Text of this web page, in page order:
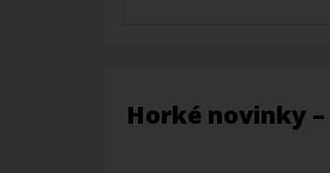
Horké novinky